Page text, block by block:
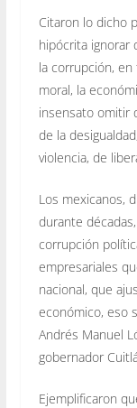
Citaron lo dicho
hipócrita ignorar
la corrupción,
moral, la
insensato omitir
de la
violencia, de
Los mexicanos,
durante
corrupción
empresariales
nacional, que
económico, eso
Andrés Manuel
gobernador
Ejemplificaron